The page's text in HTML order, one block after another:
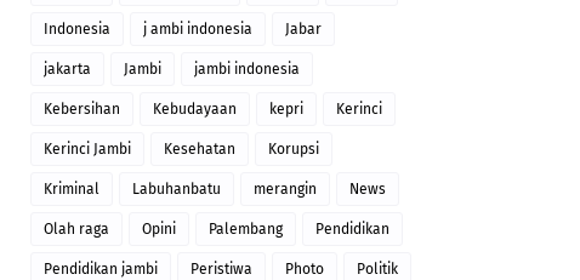
Indonesia j ambi indonesia Jabar
jakarta Jambi jambi indonesia
Kebersihan Kebudayaan kepri Kerinci
Kerinci Jambi Kesehatan Korupsi
Kriminal Labuhanbatu merangin News
Olah raga Opini Palembang Pendidikan
Pendidikan jambi Peristiwa Photo Politik